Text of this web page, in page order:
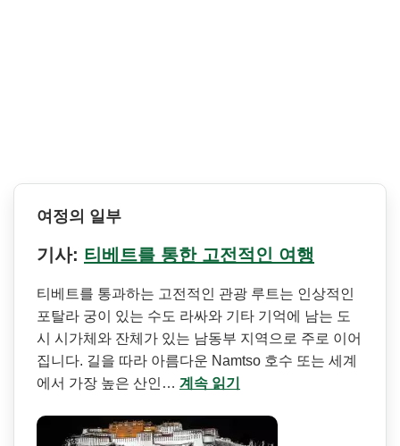
여정의 일부
기사: 티베트를 통한 고전적인 여행
티베트를 통과하는 고전적인 관광 루트는 인상적인
포탈라 궁이 있는 수도 라싸와 기타 기억에 남는 도
시 시가체와 잔체가 있는 남동부 지역으로 주로 이어
집니다. 길을 따라 아름다운 Namtso 호수 또는 세계
에서 가장 높은 산인… 계속 읽기